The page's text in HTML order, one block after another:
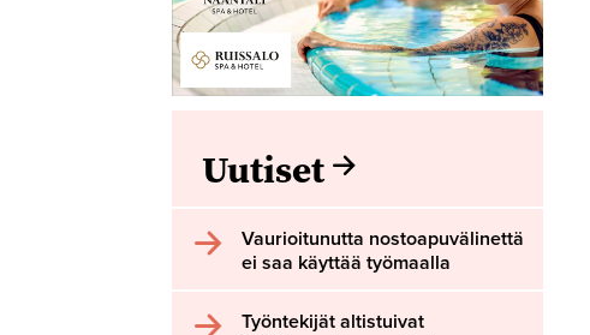
Uutiset
Vaurioitunutta nostoapuvälinettä
ei saa käyttää työmaalla
Työntekijät altistuivat